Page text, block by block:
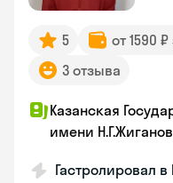
5 от 1590
3 отзыва
Казанская
имени
Гастролировал